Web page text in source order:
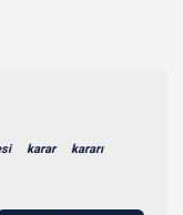
karar kararı